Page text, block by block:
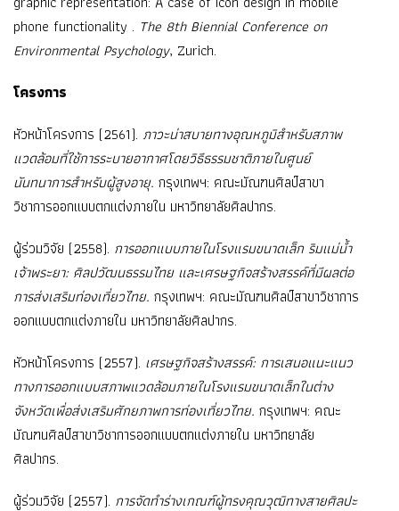
phone functionality . The 8th Biennial Conference on
Environmental Psychology, Zurich.
โครงการ
หัวหน้าโครงการ (2561). ภาวะน่าสบายทางอุณหภูมิสำหรับสภาพ
แวดล้อมที่ใช้การระบายอากาศโดยวิธีธรรมชาติภายในศูนย์
นันทนาการสำหรับผู้สูงอายุ. กรุงเทพฯ: คณะมัณฑนศิลป์สาขา
วิชาการออกแบบตกแต่งภายใน มหาวิทยาลัยศิลปากร.
ผู้ร่วมวิจัย (2558). การออกแบบภายในโรงแรมขนาดเล็ก ริมแม่น้ำ
เจ้าพระยา: ศิลปวัฒนธรรมไทย และเศรษฐกิจสร้างสรรค์ที่มีผลต่อ
การส่งเสริมท่องเที่ยวไทย. กรุงเทพฯ: คณะมัณฑนศิลป์สาขาวิชาการ
ออกแบบตกแต่งภายใน มหาวิทยาลัยศิลปากร.
หัวหน้าโครงการ (2557). เศรษฐกิจสร้างสรรค์: การเสนอแนะแนว
ทางการออกแบบสภาพแวดล้อมภายในโรงแรมขนาดเล็กในต่าง
จังหวัดเพื่อส่งเสริมศักยภาพการท่องเที่ยวไทย. กรุงเทพฯ: คณะ
มัณฑนศิลป์สาขาวิชาการออกแบบตกแต่งภายใน มหาวิทยาลัย
ศิลปากร.
ผู้ร่วมวิจัย (2557). การจัดทำร่างเกณฑ์ผู้ทรงคุณวุฒิทางสายศิลปะ